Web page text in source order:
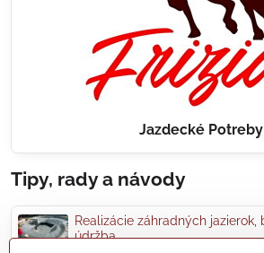
Jazdecké Potreby
Tipy, rady a návody
Realizácie záhradných jazierok, bazénov, fontán,
údržba...